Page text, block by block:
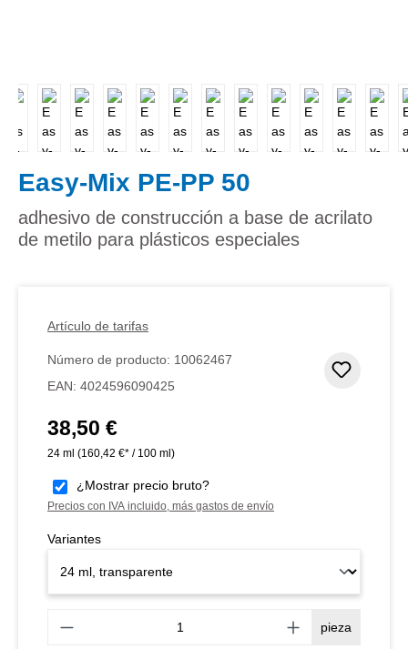
Easy-Mix PE-PP 50
adhesivo de construcción a base de acrilato
de metilo para plásticos especiales
Artículo de tarifas
Número de producto: 10062467
EAN: 4024596090425
Precio normal:
38,50 €
24 ml (160,42 €* / 100 ml)
¿Mostrar precio bruto?
Precios con IVA incluido, más gastos de envío
Variantes
pieza